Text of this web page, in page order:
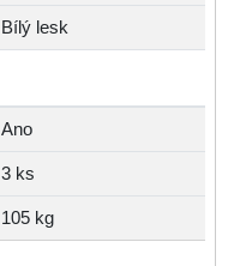
Bílý lesk
Ano
3 ks
105 kg